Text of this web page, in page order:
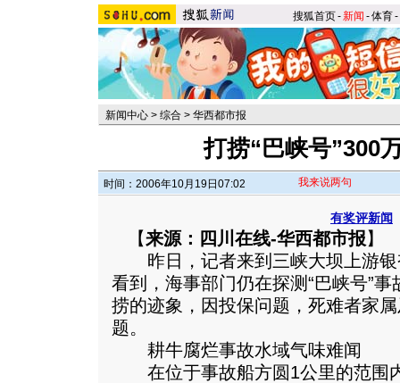
搜狐首页-新闻 -体育-
新闻中心 > 综合 > 华西都市报
打捞“巴峡号”300
时间：2006年10月19日07:02 我来说两句
有奖评新闻
【来源：四川在线-华西都市报】
昨日，记者来到三峡大坝上游银
看到，海事部门仍在探测“巴峡号”
捞的迹象，因投保问题，死难者家
题。
耕牛腐烂事故水域气味难闻
在位于事故船方圆1公里的范围